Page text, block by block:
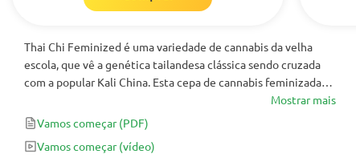
Thai Chi Feminized é uma variedade de cannabis da velha
escola, que vê a genética tailandesa clássica sendo cruzada
com a popular Kali China. Esta cepa de cannabis feminizada da
ACE Seeds com certeza se tornará uma de suas favoritas, pois
oferece grandes quantidades de botões densos e resinosos
com até 16% de THC após menos de 11 semanas de floração.
Mostrar mais
Vamos começar (PDF)
Vamos começar(vídeo)